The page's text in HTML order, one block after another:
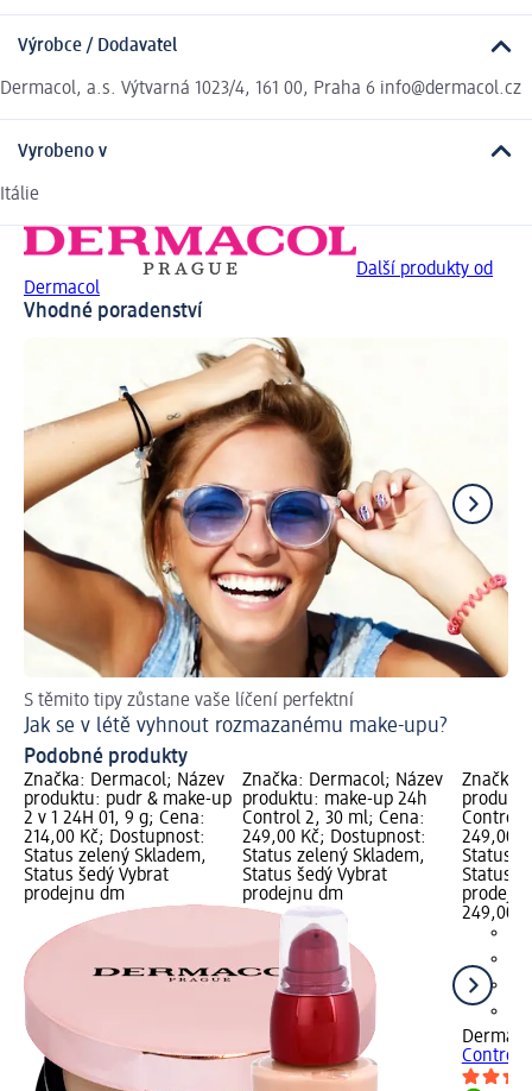
Výrobce / Dodavatel
Dermacol, a.s. Výtvarná 1023/4, 161 00, Praha 6 info@dermacol.cz
Vyrobeno v
Itálie
Další produkty od
Dermacol
Vhodné poradenství
S těmito tipy zůstane vaše líčení perfektní
Jak se v létě vyhnout rozmazanému make-upu?
Podobné produkty
Značka: Dermacol; Název
produktu: pudr & make-up
2 v 1 24H 01, 9 g; Cena:
214,00 Kč; Dostupnost:
Status zelený Skladem,
Status šedý Vybrat
prodejnu dm
Značka: Dermacol; Název
produktu: make-up 24h
Control 2, 30 ml; Cena:
249,00 Kč; Dostupnost:
Status zelený Skladem,
Status šedý Vybrat
prodejnu dm
Značka:
Control
249,00
Status
Status
249,00
Control